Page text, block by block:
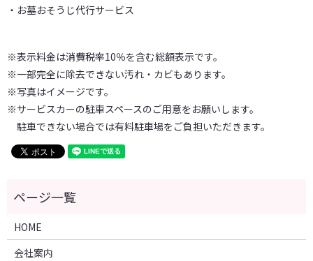
・お墓おそうじ代行サービス
※表示料金は消費税率10％を含む総額表示です。
※一部完全に除去できない汚れ・カビもあります。
※写真はイメージです。
※サービスカーの駐車スペースのご用意をお願いします。
駐車できない場合では有料駐車場をご負担いただきます。
HOME
会社案内